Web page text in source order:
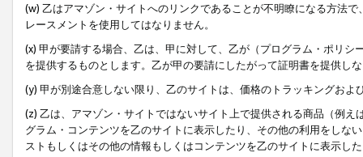
(w) 乙はアマゾン・サイトへのリンクであることが不明瞭になる方法
レースメントを使用してはなりません。
(x) 甲が要請する場合、乙は、甲に対して、乙が（プログラム・ポリ
を提供するものとします。乙が甲の要請にしたがって証明書を提供し
(y) 甲が別途合意しない限り、乙のサイトは、価格のトラッキングお
(z) 乙は、アマゾン・サイトではないサイト上で提供される商品（例
グラム・コンテンツを乙のサイトに表示したり、その他の利用をしな
ストもしくはその他の情報もしくはコンテンツを乙のサイトに表示し